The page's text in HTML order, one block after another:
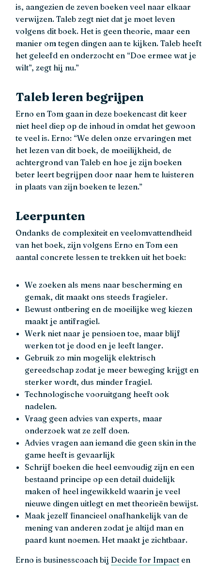
is, aangezien de zeven boeken veel naar elkaar
verwijzen. Taleb zegt niet dat je moet leven
volgens dit boek. Het is geen theorie, maar een
manier om tegen dingen aan te kijken. Taleb heeft
het geleefd en onderzocht en “Doe ermee wat je
wilt”, zegt hij nu.”
Taleb leren begrijpen
Erno en Tom gaan in deze boekencast dit keer
niet heel diep op de inhoud in omdat het gewoon
te veel is. Erno: “We delen onze ervaringen met
het lezen van dit boek, de moeilijkheid, de
achtergrond van Taleb en hoe je zijn boeken
beter leert begrijpen door naar hem te luisteren
in plaats van zijn boeken te lezen.”
Leerpunten
Ondanks de complexiteit en veelomvattendheid
van het boek, zijn volgens Erno en Tom een
aantal concrete lessen te trekken uit het boek:
We zoeken als mens naar bescherming en
gemak, dit maakt ons steeds fragieler.
Bewust ontbering en de moeilijke weg kiezen
maakt je antifragiel.
Werk niet naar je pensioen toe, maar blijf
werken tot je dood en je leeft langer.
Gebruik zo min mogelijk elektrisch
gereedschap zodat je meer beweging krijgt en
sterker wordt, dus minder fragiel.
Technologische vooruitgang heeft ook
nadelen.
Vraag geen advies van experts, maar
onderzoek wat ze zelf doen.
Advies vragen aan iemand die geen skin in the
game heeft is gevaarlijk
Schrijf boeken die heel eenvoudig zijn en een
bestaand principe op een detail duidelijk
maken of heel ingewikkeld waarin je veel
nieuwe dingen uitlegt en met theorieën bewijst.
Maak jezelf financieel onafhankelijk van de
mening van anderen zodat je altijd man en
paard kunt noemen. Het maakt je zichtbaar.
Erno is businesscoach bij Decide for Impact en